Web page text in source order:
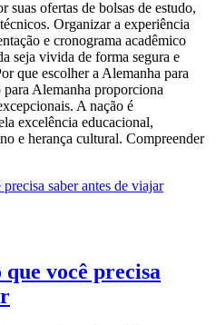
suas ofertas de bolsas de estudo,
Organizar a experiência
e cronograma acadêmico
seja vivida de forma segura e
que escolher a Alemanha para
Alemanha proporciona
A nação é
excelência educacional,
e herança cultural. Compreender
você precisa